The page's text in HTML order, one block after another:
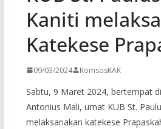
Kaniti
Katekese
09/03/2024 KomsosKAK
Sabtu, 9 Maret 2024, bertempat
Antonius Mali, umat KUB St.
melaksanakan katekese